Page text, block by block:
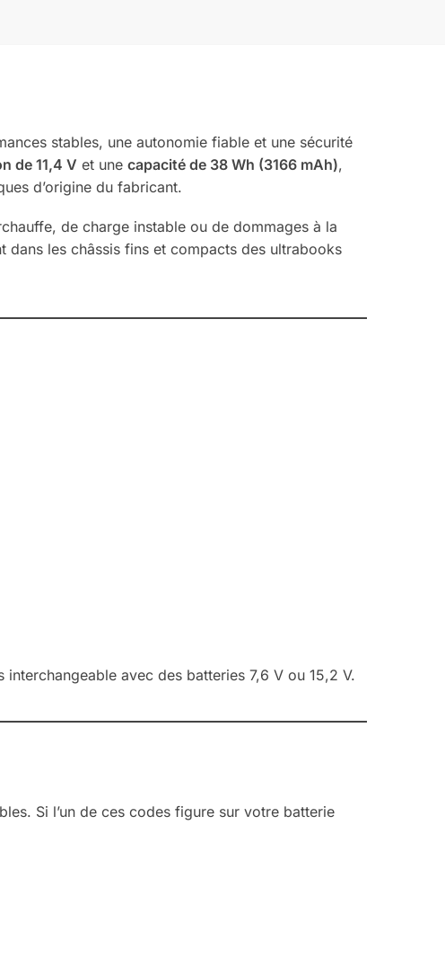
stables, une autonomie fiable et une sécurité
de 11,4 V et unecapacité de 38 Wh (3166 mAh),
d’origine du fabricant.
de charge instable ou de dommages à la
dans les châssis fins et compacts des ultrabooks
avec des batteries 7,6 V ou 15,2 V.
Si l’un de ces codes figure sur votre batterie